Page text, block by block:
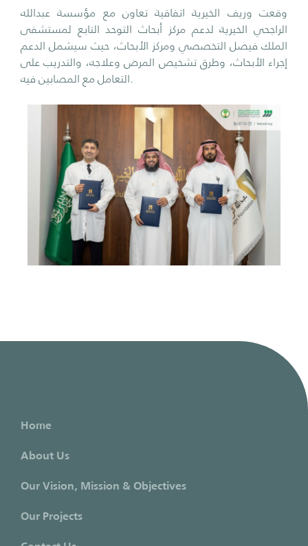
وقعت وريف الخيرية اتفاقية تعاون مع مؤسسة عبدالله
الراجحي الخيرية لدعم مركز أبحاث التوحد التابع لمستشفى
الملك فيصل التخصصي ومركز الأبحاث، حيث سيشمل الدعم
إجراء الأبحاث، وطرق تشخيص المرض وعلاجه، والتدريب على
التعامل مع المصابين فيه.
Home
About Us
Our Vision, Mission & Objectives
Our Projects